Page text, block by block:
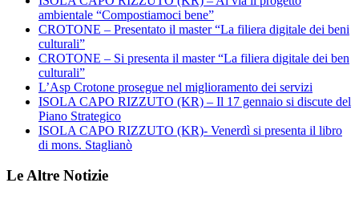
ambientale “Compostiamoci bene”
CROTONE – Presentato il master “La filiera digitale dei beni
culturali”
CROTONE – Si presenta il master “La filiera digitale dei ben
culturali”
L’Asp Crotone prosegue nel miglioramento dei servizi
ISOLA CAPO RIZZUTO (KR) – Il 17 gennaio si discute del
Piano Strategico
ISOLA CAPO RIZZUTO (KR)- Venerdì si presenta il libro
di mons. Staglianò
Le Altre Notizie